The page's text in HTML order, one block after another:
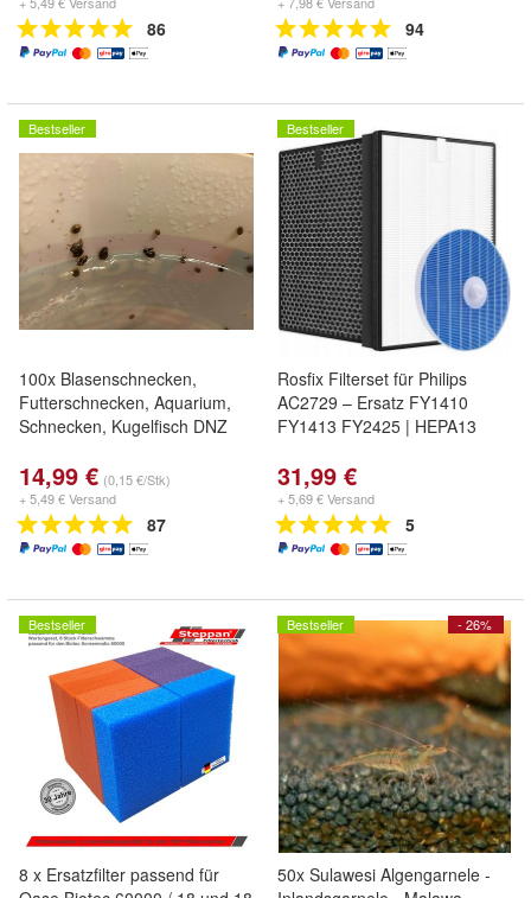
86 94
Bestseller
100x Blasenschnecken,
Futterschnecken, Aquarium,
Schnecken, Kugelfisch DNZ
14,99 € (0,15 €/Stk)
+ 5,49 € Versand
87
Bestseller
Rosfix Filterset für Philips
AC2729 – Ersatz FY1410
FY1413 FY2425 | HEPA13
31,99 €
+ 5,69 € Versand
5
Bestseller
8 x Ersatzfilter passend für
- 26%
Bestseller
50x Sulawesi Algengarnele -